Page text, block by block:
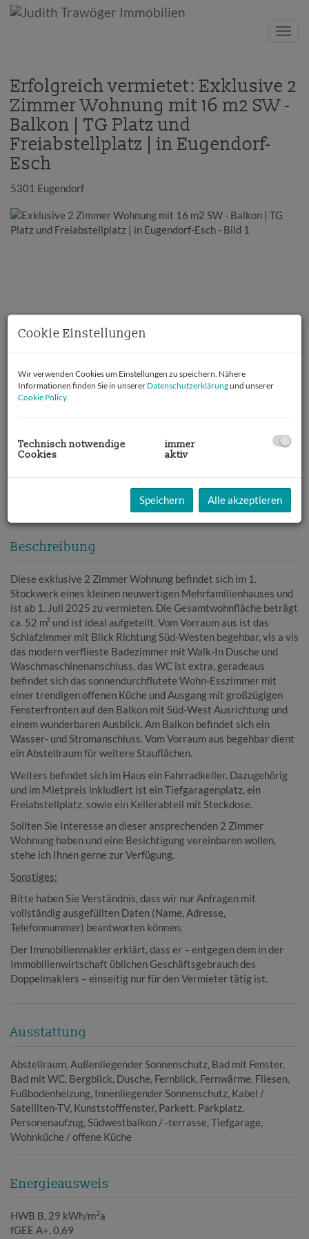
Erfolgreich vermietet: Exklusive 2
Zimmer Wohnung mit 16 m2 SW -
Balkon | TG Platz und
Freiabstellplatz | in Eugendorf-
Esch
5301 Eugendorf
Beschreibung
Diese exklusive 2 Zimmer Wohnung befindet sich im 1.
Stockwerk eines kleinen neuwertigen Mehrfamilienhauses und
ist ab 1. Juli 2025 zu vermieten. Die Gesamtwohnfläche beträgt
ca. 52 m² und ist ideal aufgeteilt. Vom Vorraum aus ist das
Schlafzimmer mit Blick Richtung Süd-Westen begehbar, vis a vis
das modern verflieste Badezimmer mit Walk-In Dusche und
Waschmaschinenanschluss, das WC ist extra, geradeaus
befindet sich das sonnendurchflutete Wohn-Esszimmer mit
einer trendigen offenen Küche und Ausgang mit großzügigen
Fensterfronten auf den Balkon mit Süd-West Ausrichtung und
einem wunderbaren Ausblick. Am Balkon befindet sich ein
Wasser- und Stromanschluss. Vom Vorraum aus begehbar dient
ein Abstellraum für weitere Stauflächen.
Weiters befindet sich im Haus ein Fahrradkeller. Dazugehörig
und im Mietpreis inkludiert ist ein Tiefgaragenplatz, ein
Freiabstellplatz, sowie ein Kellerabteil mit Steckdose.
Sollten Sie Interesse an dieser ansprechenden 2 Zimmer
Wohnung haben und eine Besichtigung vereinbaren wollen,
stehe ich Ihnen gerne zur Verfügung.
Sonstiges:
Bitte haben Sie Verständnis, dass wir nur Anfragen mit
vollständig ausgefüllten Daten (Name, Adresse,
Telefonnummer) beantworten können.
Der Immobilienmakler erklärt, dass er – entgegen dem in der
Immobilienwirtschaft üblichen Geschäftsgebrauch des
Doppelmaklers – einseitig nur für den Vermieter tätig ist.
Ausstattung
Abstellraum Außenliegender Sonnenschutz Bad mit Fenster
Bad mit WC Bergblick Dusche Fernblick Fernwärme Fliesen
Fußbodenheizung Innenliegender Sonnenschutz Kabel /
Satelliten-TV Kunststofffenster Parkett Parkplatz
Personenaufzug Südwestbalkon / -terrasse Tiefgarage
Wohnküche / offene Küche
Energieausweis
HWB B, 29 kWh/m2a
fGEE A+, 0,69
Cookie Einstellungen
Wir verwenden Cookies um Einstellungen zu speichern. Nähere
Informationen finden Sie in unserer Datenschutzerklärungund unserer
Cookie Policy.
Technisch notwendige
Cookies
immer
aktiv
Speichern Alle akzeptieren